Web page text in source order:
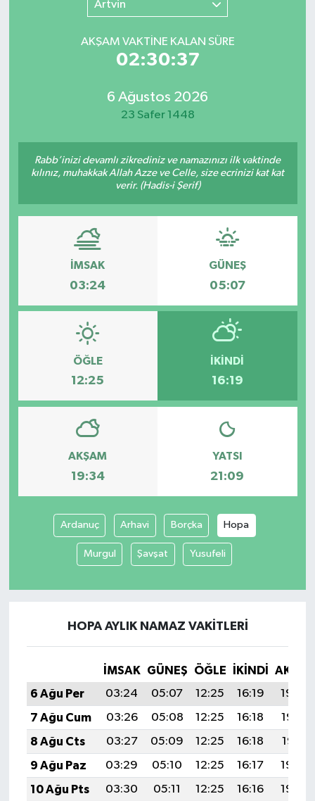
Artvin
AKŞAM VAKTİNE KALAN SÜRE
02:30:37
6 Ağustos 2026
23 Safer 1448
Rabb’inizi devamlı zikrediniz ve namazınızı ilk vaktinde
kılınız, muhakkak Allah Azze ve Celle, size ecrinizi kat kat
verir. (Hadis-i Şerif)
İMSAK
03:24
GÜNEŞ
05:07
ÖĞLE
12:25
İKINDI
16:19
AKŞAM
19:34
YATSI
21:09
Ardanuç Arhavi Borçka Hopa
Murgul Şavşat Yusufeli
HOPA AYLIK NAMAZ VAKITLERI
İMSAK GÜNEŞ ÖĞLE İKINDI
6 Ağu Per
03:24 05:07 12:25 16:19
19:34
7 Ağu Cum
03:26 05:08 12:25 16:18
19:32
8 Ağu Cts
03:27 05:09 12:25 16:18
19:31
9 Ağu Paz
03:29 05:10 12:25 16:17
19:30
10 Ağu Pts
03:30 05:11 12:25 16:16
19:29
YARIŞMA/ETKİNLİKLER
MEVZUAT/KARARLAR